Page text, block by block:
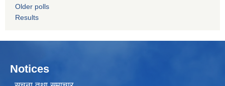
Older polls
Results
Notices